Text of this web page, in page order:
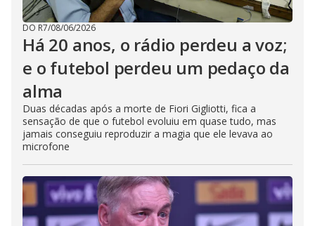
DO R7/08/06/2026
Há 20 anos, o rádio perdeu a voz;
e o futebol perdeu um pedaço da
alma
Duas décadas após a morte de Fiori Gigliotti, fica a
sensação de que o futebol evoluiu em quase tudo, mas
jamais conseguiu reproduzir a magia que ele levava ao
microfone